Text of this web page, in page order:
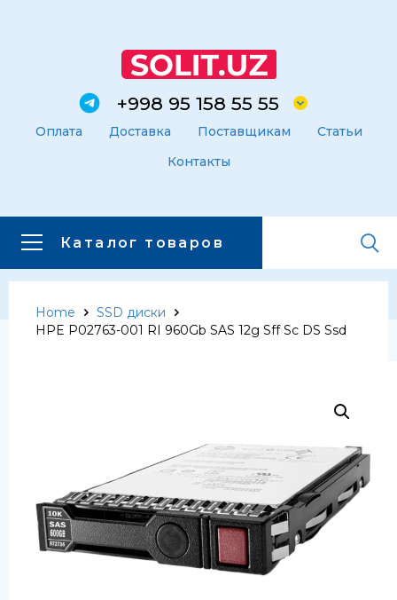
+998 95 158 55 55
Оплата Доставка Поставщикам
Статьи
Контакты
Каталог товаров
Главная Каталог товаров
Системы хранения данных
Серверные комплектующие
Оперативная память
Home
SSD диски
HPE P02763-001 RI 960Gb SAS 12g Sff Sc DS Ssd